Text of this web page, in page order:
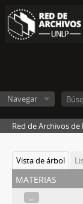
Navegar
Red de Archivos
Vista de árbol
materias
...